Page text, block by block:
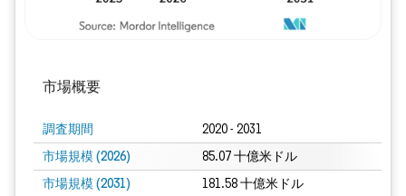
市場概要
調査期間 2020 - 2031
市場規模 (2026) 85.07 十億米ドル
市場規模 (2031) 181.58 十億米ドル